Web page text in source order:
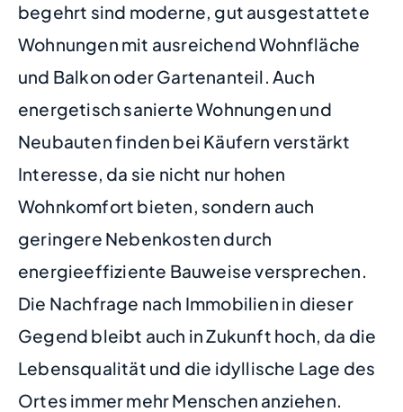
begehrt sind moderne, gut ausgestattete
Wohnungen mit ausreichend Wohnfläche
und Balkon oder Gartenanteil. Auch
energetisch sanierte Wohnungen und
Neubauten finden bei Käufern verstärkt
Interesse, da sie nicht nur hohen
Wohnkomfort bieten, sondern auch
geringere Nebenkosten durch
energieeffiziente Bauweise versprechen.
Die Nachfrage nach Immobilien in dieser
Gegend bleibt auch in Zukunft hoch, da die
Lebensqualität und die idyllische Lage des
Ortes immer mehr Menschen anziehen.